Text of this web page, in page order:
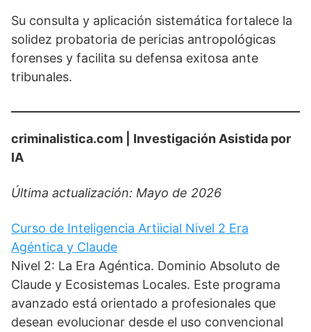
Su consulta y aplicación sistemática fortalece la
solidez probatoria de pericias antropológicas
forenses y facilita su defensa exitosa ante
tribunales.
criminalistica.com | Investigación Asistida por
IA
Última actualización: Mayo de 2026
Curso de Inteligencia Artiicial Nivel 2 Era
Agéntica y Claude
Nivel 2: La Era Agéntica. Dominio Absoluto de
Claude y Ecosistemas Locales. Este programa
avanzado está orientado a profesionales que
desean evolucionar desde el uso convencional